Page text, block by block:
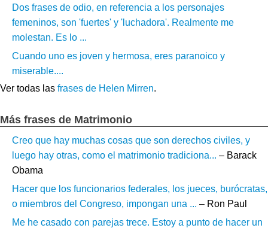
Dos frases de odio, en referencia a los personajes
femeninos, son 'fuertes' y 'luchadora'. Realmente me
molestan. Es lo ...
Cuando uno es joven y hermosa, eres paranoico y
miserable....
Ver todas las frases de Helen Mirren.
Más frases de Matrimonio
Creo que hay muchas cosas que son derechos civiles, y
luego hay otras, como el matrimonio tradiciona... – Barack
Obama
Hacer que los funcionarios federales, los jueces, burócratas,
o miembros del Congreso, impongan una ... – Ron Paul
Me he casado con parejas trece. Estoy a punto de hacer un